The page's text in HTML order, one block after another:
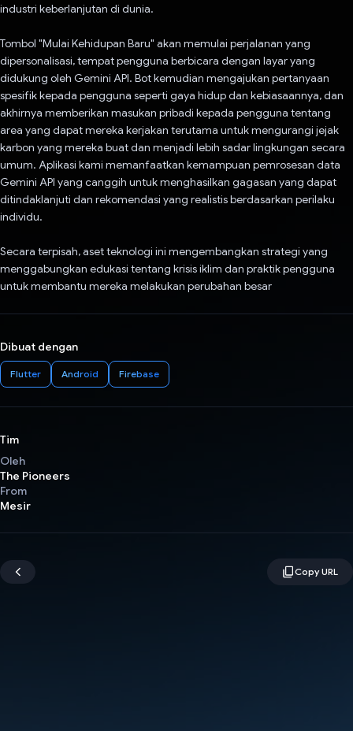
industri keberlanjutan di dunia.
Tombol "Mulai Kehidupan Baru" akan memulai perjalanan yang
dipersonalisasi, tempat pengguna berbicara dengan layar yang
didukung oleh Gemini API. Bot kemudian mengajukan pertanyaan
spesifik kepada pengguna seperti gaya hidup dan kebiasaannya, dan
akhirnya memberikan masukan pribadi kepada pengguna tentang
area yang dapat mereka kerjakan terutama untuk mengurangi jejak
karbon yang mereka buat dan menjadi lebih sadar lingkungan secara
umum. Aplikasi kami memanfaatkan kemampuan pemrosesan data
Gemini API yang canggih untuk menghasilkan gagasan yang dapat
ditindaklanjuti dan rekomendasi yang realistis berdasarkan perilaku
individu.
Secara terpisah, aset teknologi ini mengembangkan strategi yang
menggabungkan edukasi tentang krisis iklim dan praktik pengguna
untuk membantu mereka melakukan perubahan besar
Dibuat dengan
Flutter Android Firebase
Tim
Oleh
The Pioneers
From
Mesir